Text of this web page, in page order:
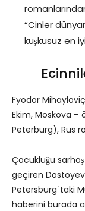
“Cinler
kuşkusuz en
Fyodor Mihayloviç
Ekim, Moskova –
Peterburg), Rus
Çocukluğu
geçiren
Petersburg´taki
haberini burada